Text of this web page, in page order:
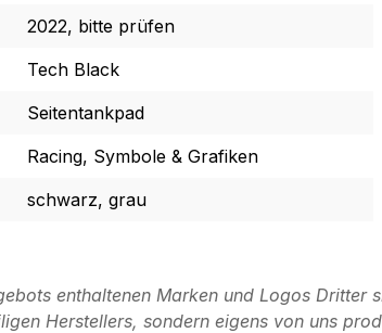
2022, bitte prüfen
Tech Black
Seitentankpad
Racing, Symbole & Grafiken
schwarz, grau
enthaltenen Marken und Logos
Herstellers, sondern eigens von uns